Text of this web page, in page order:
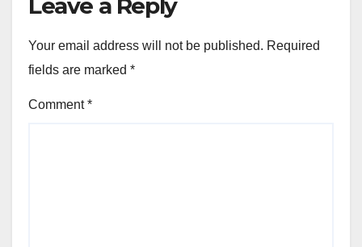
Your email address will not be published. Required
fields are marked *
Comment*